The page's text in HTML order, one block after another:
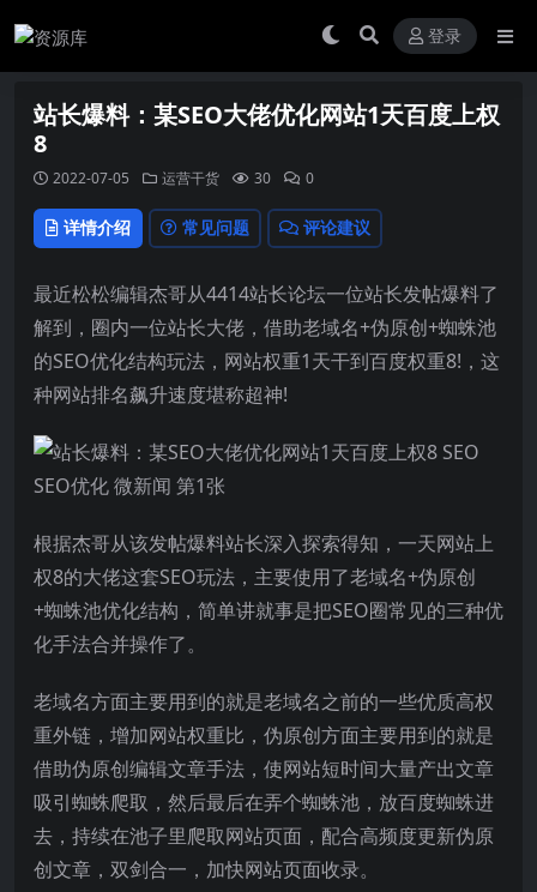
登录
站长爆料：某SEO大佬优化网站1天百度上权
8
2022-07-05 运营干货 30 0
详情介绍 常见问题 评论建议
最近松松编辑杰哥从4414站长论坛一位站长发帖爆料了
解到，圈内一位站长大佬，借助老域名+伪原创+蜘蛛池
的SEO优化结构玩法，网站权重1天干到百度权重8!，这
种网站排名飙升速度堪称超神!
根据杰哥从该发帖爆料站长深入探索得知，一天网站上
权8的大佬这套SEO玩法，主要使用了老域名+伪原创
+蜘蛛池优化结构，简单讲就事是把SEO圈常见的三种优
化手法合并操作了。
老域名方面主要用到的就是老域名之前的一些优质高权
重外链，增加网站权重比，伪原创方面主要用到的就是
借助伪原创编辑文章手法，使网站短时间大量产出文章
吸引蜘蛛爬取，然后最后在弄个蜘蛛池，放百度蜘蛛进
去，持续在池子里爬取网站页面，配合高频度更新伪原
创文章，双剑合一，加快网站页面收录。